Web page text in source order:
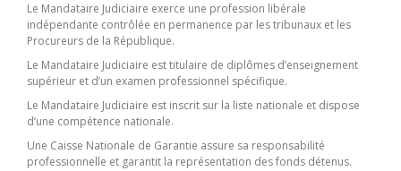
Le Mandataire Judiciaire exerce une profession libérale
indépendante contrôlée en permanence par les tribunaux et les
Procureurs de la République.
Le Mandataire Judiciaire est titulaire de diplômes d’enseignement
supérieur et d’un examen professionnel spécifique.
Le Mandataire Judiciaire est inscrit sur la liste nationale et dispose
d’une compétence nationale.
Une Caisse Nationale de Garantie assure sa responsabilité
professionnelle et garantit la représentation des fonds détenus.